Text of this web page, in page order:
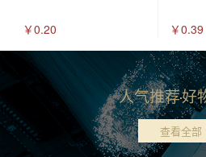
￥0.20 ￥0.39
人气推荐好
查看全部